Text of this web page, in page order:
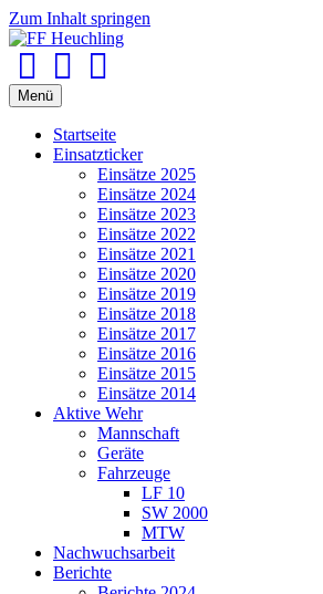
Zum Inhalt springen
Menü
Startseite
Einsatzticker
Einsätze 2025
Einsätze 2024
Einsätze 2023
Einsätze 2022
Einsätze 2021
Einsätze 2020
Einsätze 2019
Einsätze 2018
Einsätze 2017
Einsätze 2016
Einsätze 2015
Einsätze 2014
Aktive Wehr
Mannschaft
Geräte
Fahrzeuge
LF 10
SW 2000
MTW
Nachwuchsarbeit
Berichte